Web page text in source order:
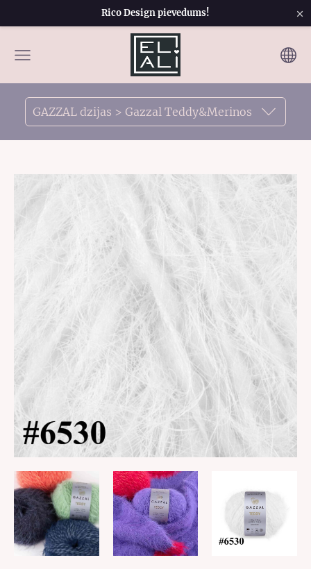
Rico Design pievedums! ×
GAZZAL dzijas > Gazzal Teddy&Merinos